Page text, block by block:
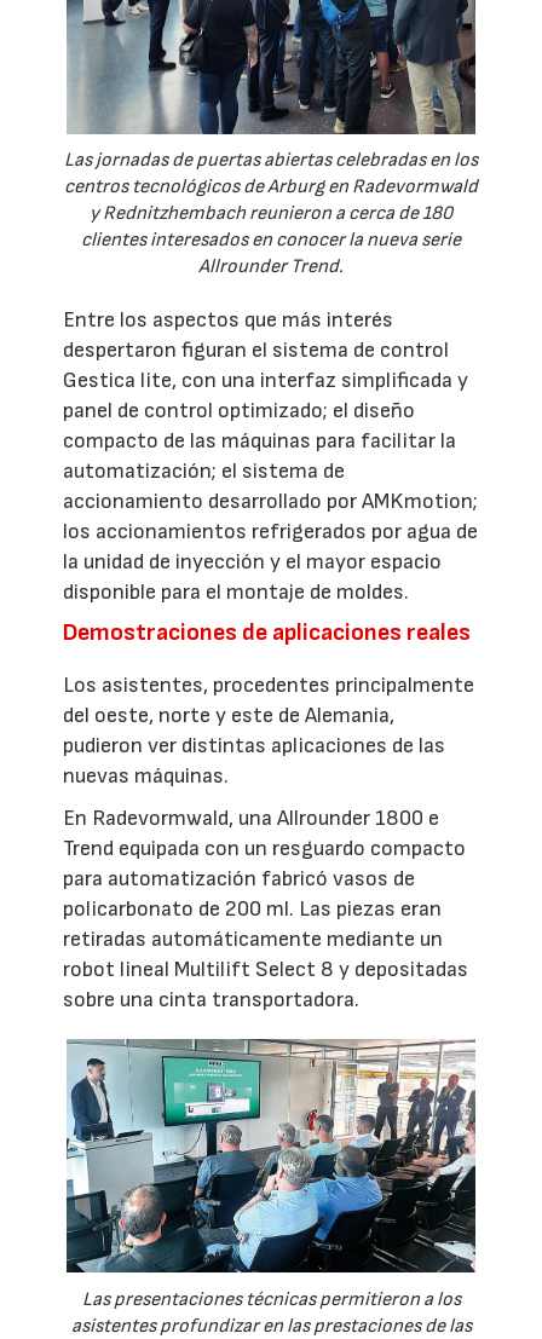
Las jornadas de puertas abiertas celebradas en los
centros tecnológicos de Arburg en Radevormwald
y Rednitzhembach reunieron a cerca de 180
clientes interesados en conocer la nueva serie
Allrounder Trend.
Entre los aspectos que más interés
despertaron figuran el sistema de control
Gestica lite, con una interfaz simplificada y
panel de control optimizado; el diseño
compacto de las máquinas para facilitar la
automatización; el sistema de
accionamiento desarrollado por AMKmotion;
los accionamientos refrigerados por agua de
la unidad de inyección y el mayor espacio
disponible para el montaje de moldes.
Demostraciones de aplicaciones reales
Los asistentes, procedentes principalmente
del oeste, norte y este de Alemania,
pudieron ver distintas aplicaciones de las
nuevas máquinas.
En Radevormwald, una Allrounder 1800 e
Trend equipada con un resguardo compacto
para automatización fabricó vasos de
policarbonato de 200 ml. Las piezas eran
retiradas automáticamente mediante un
robot lineal Multilift Select 8 y depositadas
sobre una cinta transportadora.
Las presentaciones técnicas permitieron a los
asistentes profundizar en las prestaciones de las